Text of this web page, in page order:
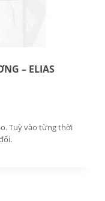
– ELIAS
Tuỳ vào từng thời